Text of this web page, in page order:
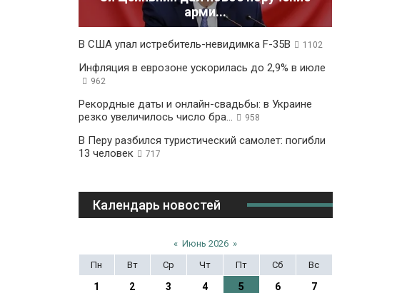
арми...
В США упал истребитель-невидимка F-35B 1102
Инфляция в еврозоне ускорилась до 2,9% в июле
962
Рекордные даты и онлайн-свадьбы: в Украине
резко увеличилось число бра...
958
В Перу разбился туристический самолет: погибли
13 человек
717
Календарь новостей
« Июнь 2026 »
Пн
Вт Ср Чт Пт Сб Вс
1 2 3 4 5 6
7